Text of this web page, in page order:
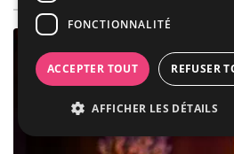
FONCTIONNALITÉ
ACCEPTER TOUT REFUSER
AFFICHER LES DÉTAILS